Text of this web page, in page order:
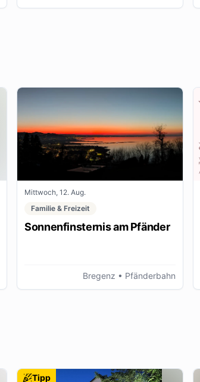
Mittwoch, 12. Aug.
Familie & Freizeit
Sonnenfinsternis am Pfänder
Bregenz • Pfänderbahn
Tipp